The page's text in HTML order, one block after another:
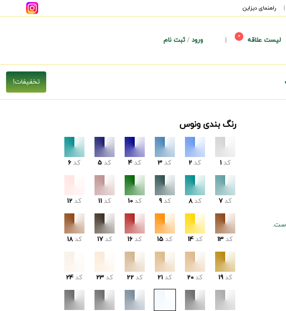
| راهنمای دیزاین
لیست علاقه 0
| ورود/ثبت نام
رنگ بندی ونوس
کد 1 کد 2 کد 3 کد 4 کد 5 کد 6
کد 7 کد 8 کد 9 کد 10 کد 11 کد 12
کد 13 کد 14 کد 15 کد 16 کد 17 کد 18
کد 19 کد 20 کد 21 کد 22 کد 23 کد 24